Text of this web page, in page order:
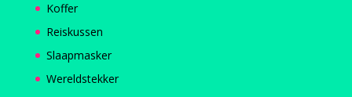
Koffer
Reiskussen
Slaapmasker
Wereldstekker